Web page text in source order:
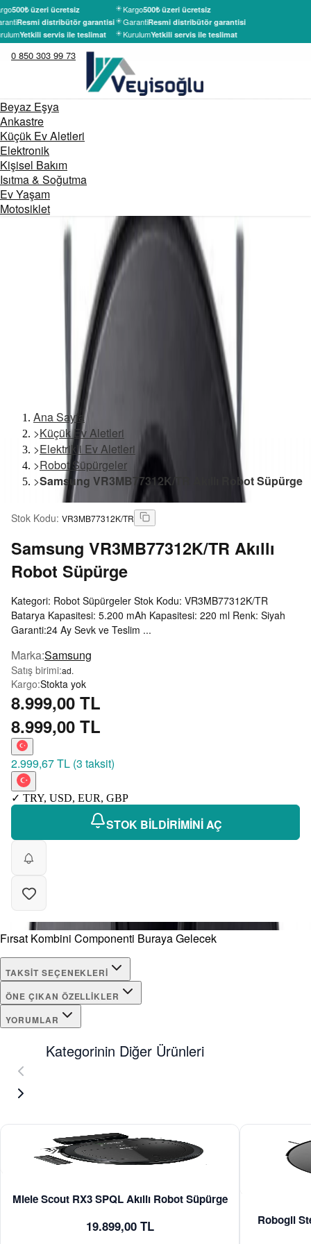
500₺ üzeri ücretsiz
Resmi distribütör garantisi
Yetkili servis ile teslimat
Kargo500₺ üzeri ücretsiz
GarantiResmi distribütör garantisi
KurulumYetkili servis ile teslimat
0 850 303 99 73
Beyaz Eşya
Ankastre
Küçük Ev Aletleri
Elektronik
Kişisel Bakım
Isıtma & Soğutma
Ev Yaşam
Motosiklet
Ana Sayfa
>Küçük Ev Aletleri
>Elektrikli Ev Aletleri
>Robot Süpürgeler
>Samsung VR3MB77312K/TR Akıllı Robot Süpürge
Stok Kodu: VR3MB77312K/TR
Samsung VR3MB77312K/TR Akıllı
Robot Süpürge
Kategori: Robot Süpürgeler Stok Kodu: VR3MB77312K/TR
Batarya Kapasitesi: 5.200 mAh Kapasitesi: 220 ml Renk: Siyah
Garanti:24 Ay Sevk ve Teslim ...
Marka:Samsung
Satış birimi:ad.
Kargo:Stokta yok
8.999,00 TL
8.999,00 TL
2.999,67 TL (3 taksit)
✓ TRY, USD, EUR, GBP
STOK BİLDİRİMİNİ AÇ
Fırsat Kombini Componenti Buraya Gelecek
TAKSIT SEÇENEKLERI
ÖNE ÇIKAN ÖZELLIKLER
YORUMLAR
Kategorinin Diğer Ürünleri
Miele Scout RX3 SPQL Akıllı Robot Süpürge
19.899,00 TL Robogil